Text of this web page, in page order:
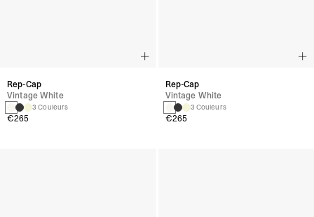
Rep-Cap
Vintage White
3 Couleurs
€265
Rep-Cap
Vintage White
3 Couleurs
€265